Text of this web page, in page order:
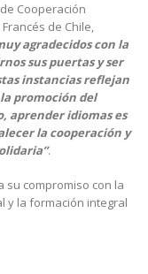
Cooperación
de Chile,
agradecidos con la
sus puertas y ser
instancias reflejan
promoción del
aprender idiomas es
la cooperación y
.
su compromiso con la
y la formación integral